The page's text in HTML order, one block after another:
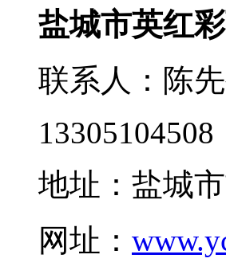
盐城市英红
联系人：陈
13305104508
地址：盐城
网址：